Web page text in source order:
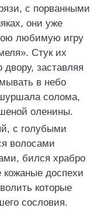
с порванными
они уже
любимую игру
Стук их
заставляя
в небо
солома,
оленины.
с голубыми
волосами
бился храбро
доспехи
которые
сословия.